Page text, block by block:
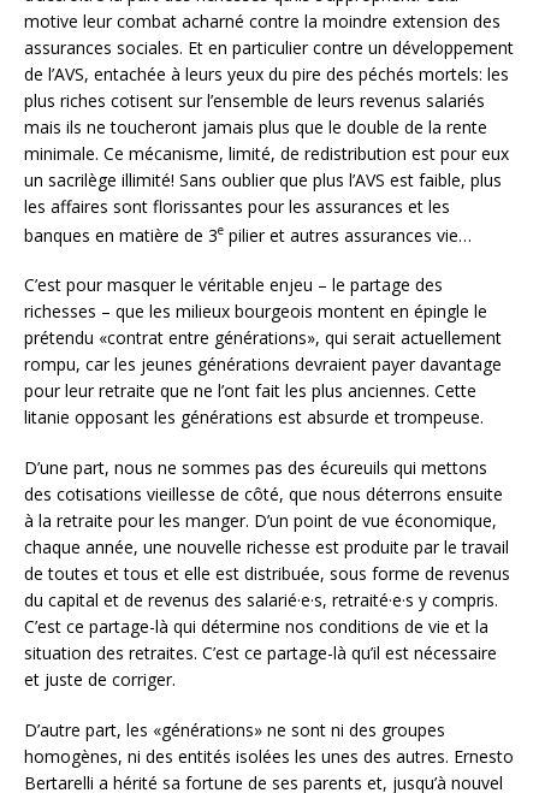
motive leur combat acharné contre la moindre extension des
assurances sociales. Et en particulier contre un développement
de l’AVS, entachée à leurs yeux du pire des péchés mortels: les
plus riches cotisent sur l’ensemble de leurs revenus salariés
mais ils ne toucheront jamais plus que le double de la rente
minimale. Ce mécanisme, limité, de redistribution est pour eux
un sacrilège illimité! Sans oublier que plus l’AVS est faible, plus
les affaires sont florissantes pour les assurances et les
banques en matière de 3e pilier et autres assurances vie…
C’est pour masquer le véritable enjeu – le partage des
richesses – que les milieux bourgeois montent en épingle le
prétendu «contrat entre générations», qui serait actuellement
rompu, car les jeunes générations devraient payer davantage
pour leur retraite que ne l’ont fait les plus anciennes. Cette
litanie opposant les générations est absurde et trompeuse.
D’une part, nous ne sommes pas des écureuils qui mettons
des cotisations vieillesse de côté, que nous déterrons ensuite
à la retraite pour les manger. D’un point de vue économique,
chaque année, une nouvelle richesse est produite par le travail
de toutes et tous et elle est distribuée, sous forme de revenus
du capital et de revenus des salarié·e·s, retraité·e·s y compris.
C’est ce partage-là qui détermine nos conditions de vie et la
situation des retraites. C’est ce partage-là qu’il est nécessaire
et juste de corriger.
D’autre part, les «générations» ne sont ni des groupes
homogènes, ni des entités isolées les unes des autres. Ernesto
Bertarelli a hérité sa fortune de ses parents et, jusqu’à nouvel